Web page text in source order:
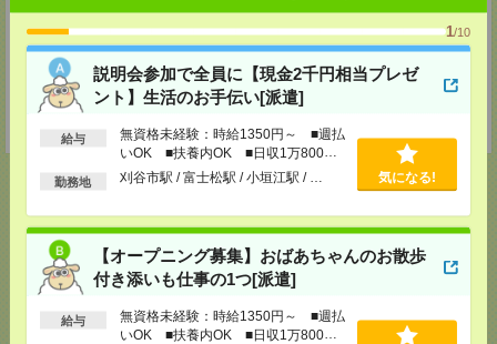
1/10
説明会参加で全員に【現金2千円相当プレゼ
ント】生活のお手伝い[派遣]
給与
無資格未経験：時給1350円～ ■週払
いOK ■扶養内OK ■日収1万800円
以上
勤務地 刈谷市駅 / 富士松駅 / 小垣江駅 / … 気になる!
【オープニング募集】おばあちゃんのお散歩
付き添いも仕事の1つ[派遣]
給与
無資格未経験：時給1350円～ ■週払
いOK ■扶養内OK ■日収1万800円
MAIL：tenshoku@nikken-ts.jp
担当：採用担当
登録交通費
応募ページへ
気になる！ 電話応募